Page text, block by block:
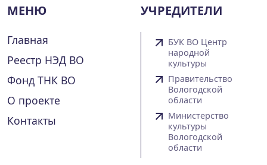
МЕНЮ
Главная
Реестр НЭД ВО
Фонд ТНК ВО
О проекте
Контакты
УЧРЕДИТЕЛИ
БУК ВО Центр
народной
культуры
Правительство
Вологодской
области
Министерство
культуры
Вологодской
области